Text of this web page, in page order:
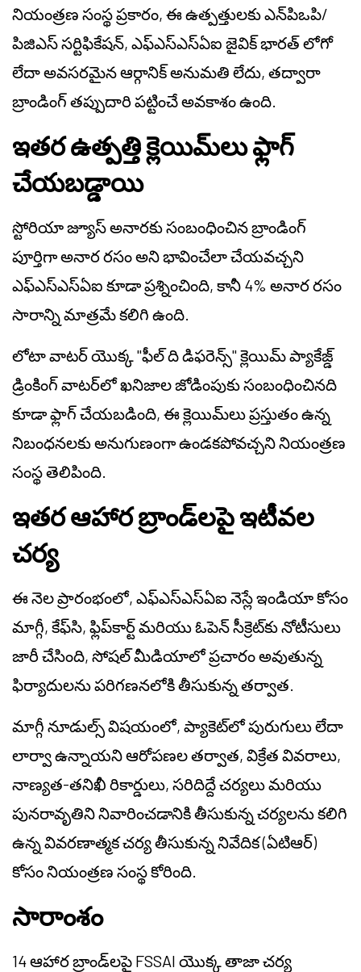
నియంత్రణ సంస్థ ప్రకారం, ఈ ఉత్పత్తులకు ఎన్‌పిఒపి/
పిజిఎస్ సర్టిఫికేషన్, ఎఫ్‌ఎస్‌ఎస్‌ఏఐ జైవిక్ భారత్ లోగో
లేదా అవసరమైన ఆర్గానిక్ అనుమతి లేదు, తద్వారా
బ్రాండింగ్ తప్పుదారి పట్టించే అవకాశం ఉంది.
ఇతర ఉత్పత్తి క్లెయిమ్‌లు ఫ్లాగ్
చేయబడ్డాయి
స్టోరియా జ్యూస్ అనారకు సంబంధించిన బ్రాండింగ్
పూర్తిగా అనార రసం అని భావించేలా చేయవచ్చని
ఎఫ్‌ఎస్‌ఎస్‌ఏఐ కూడా ప్రశ్నించింది, కానీ 4% అనార రసం
సారాన్ని మాత్రమే కలిగి ఉంది.
లోటా వాటర్ యొక్క "ఫీల్ ది డిఫరెన్స్" క్లెయిమ్ ప్యాకేజ్డ్
డ్రింకింగ్ వాటర్‌లో ఖనిజాల జోడింపుకు సంబంధించినది
కూడా ఫ్లాగ్ చేయబడింది, ఈ క్లెయిమ్‌లు ప్రస్తుతం ఉన్న
నిబంధనలకు అనుగుణంగా ఉండకపోవచ్చని నియంత్రణ
సంస్థ తెలిపింది.
ఇతర ఆహార బ్రాండ్‌లపై ఇటీవల
చర్య
ఈ నెల ప్రారంభంలో, ఎఫ్‌ఎస్‌ఎస్‌ఏఐ నెస్లే ఇండియా కోసం
మాగ్గీ, కేఫ్‌సి, ఫ్లిప్‌కార్ట్ మరియు ఓపెన్ సీక్రెట్‌కు నోటీసులు
జారీ చేసింది, సోషల్ మీడియాలో ప్రచారం అవుతున్న
ఫిర్యాదులను పరిగణనలోకి తీసుకున్న తర్వాత.
మాగ్గీ నూడుల్స్ విషయంలో, ప్యాకెట్‌లో పురుగులు లేదా
లార్వా ఉన్నాయని ఆరోపణల తర్వాత, విక్రేత వివరాలు,
నాణ్యత-తనిఖీ రికార్డులు, సరిదిద్దే చర్యలు మరియు
పునరావృతిని నివారించడానికి తీసుకున్న చర్యలను కలిగి
ఉన్న వివరణాత్మక చర్య తీసుకున్న నివేదిక (ఏటిఆర్)
కోసం నియంత్రణ సంస్థ కోరింది.
సారాంశం
14 ఆహార బ్రాండ్‌లపై FSSAI యొక్క తాజా చర్య